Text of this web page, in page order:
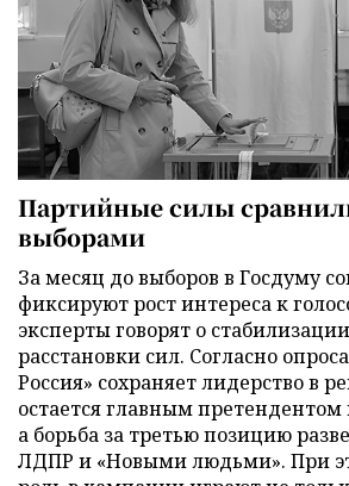
Партийные силы
выборами
За месяц до выборов в Госдуму
фиксируют рост интереса к
эксперты говорят о
расстановки сил. Согласно
Россия» сохраняет лидерство в
остается главным претендентом
а борьба за третью позицию
ЛДПР и «Новыми людьми». При